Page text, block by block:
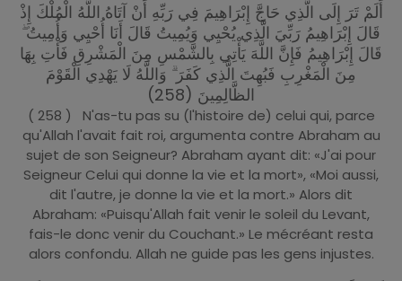
أَلَمْ تَرَ إِلَى الَّذِي حَاجَّ إِبْرَاهِيمَ فِي رَبِّهِ أَنْ آتَاهُ اللَّهُ الْمُلْكَ إِذْ
قَالَ إِبْرَاهِيمُ رَبِّيَ الَّذِي يُحْيِي وَيُمِيتُ قَالَ أَنَا أُحْيِي وَأُمِيتُ ۖ
قَالَ إِبْرَاهِيمُ فَإِنَّ اللَّهَ يَأْتِي بِالشَّمْسِ مِنَ الْمَشْرِقِ فَأْتِ بِهَا
مِنَ الْمَغْرِبِ فَبُهِتَ الَّذِي كَفَرَ ۗ وَاللَّهُ لَا يَهْدِي الْقَوْمَ
الظَّالِمِينَ (258)
( 258 ) N'as-tu pas su (l'histoire de) celui qui, parce
qu'Allah l'avait fait roi, argumenta contre Abraham au
sujet de son Seigneur? Abraham ayant dit: «J'ai pour
Seigneur Celui qui donne la vie et la mort», «Moi aussi,
dit l'autre, je donne la vie et la mort.» Alors dit
Abraham: «Puisqu'Allah fait venir le soleil du Levant,
fais-le donc venir du Couchant.» Le mécréant resta
alors confondu. Allah ne guide pas les gens injustes.